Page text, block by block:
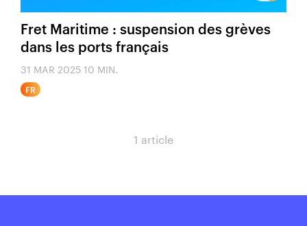
Fret Maritime : suspension des grèves
dans les ports français
31 MAR 202510 MIN.
FR
1 article